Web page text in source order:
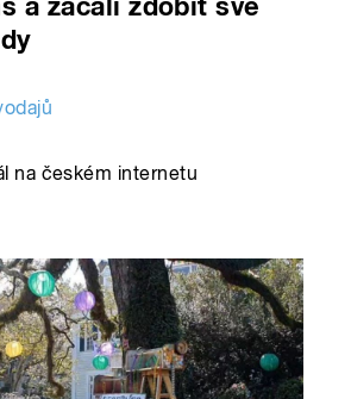
a začali zdobit své
na českém internetu